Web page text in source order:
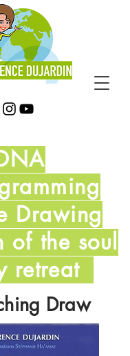
Drawing
of the soul
retreat
Draw